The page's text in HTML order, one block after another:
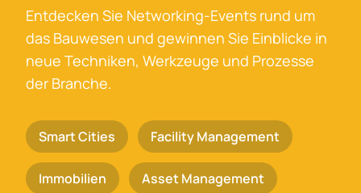
Entdecken Sie Networking-Events rund um
das Bauwesen und gewinnen Sie Einblicke in
neue Techniken, Werkzeuge und Prozesse
der Branche.
Smart Cities Facility Management
Immobilien Asset Management